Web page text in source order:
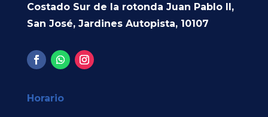
Costado Sur de la rotonda Juan Pablo II,
San José, Jardines Autopista, 10107
Horario